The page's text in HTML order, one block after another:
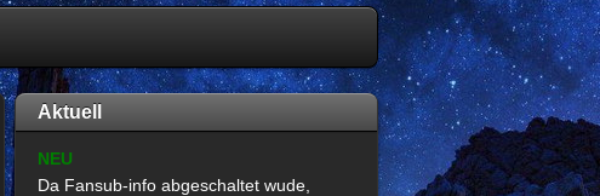
Aktuell
NEU
Da Fansub-info abgeschaltet wude,